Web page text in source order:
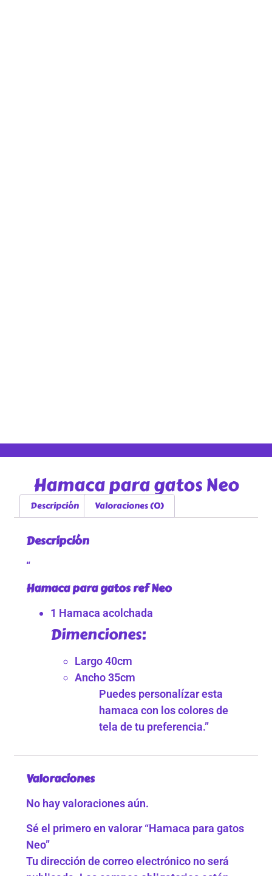
Hamaca para gatos Neo
Descripción Valoraciones (0)
Descripción
“
Hamaca para gatos ref Neo
1 Hamaca acolchada
Dimenciones:
Largo 40cm
Ancho 35cm
Puedes personalízar esta
hamaca con los colores de
tela de tu preferencia.”
Valoraciones
No hay valoraciones aún.
Sé el primero en valorar “Hamaca para gatos
Neo”
Tu dirección de correo electrónico no será